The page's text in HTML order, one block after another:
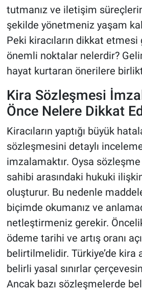
tutmanız ve iletişim
şekilde yönetmeniz yaşam
Peki kiracıların dikkat etmesi
önemli noktalar nelerdir?
hayat kurtaran önerilere
Kira Sözleşmesi
Önce Nelere Dikkat
Kiracıların yaptığı büyük
sözleşmesini detaylı
imzalamaktır. Oysa
sahibi arasındaki hukuki
oluşturur. Bu nedenle
biçimde okumanız ve
netleştirmeniz gerekir.
ödeme tarihi ve artış oranı
belirtilmelidir. Türkiye’de kira
belirli yasal sınırlar
Ancak bazı sözleşmelerde